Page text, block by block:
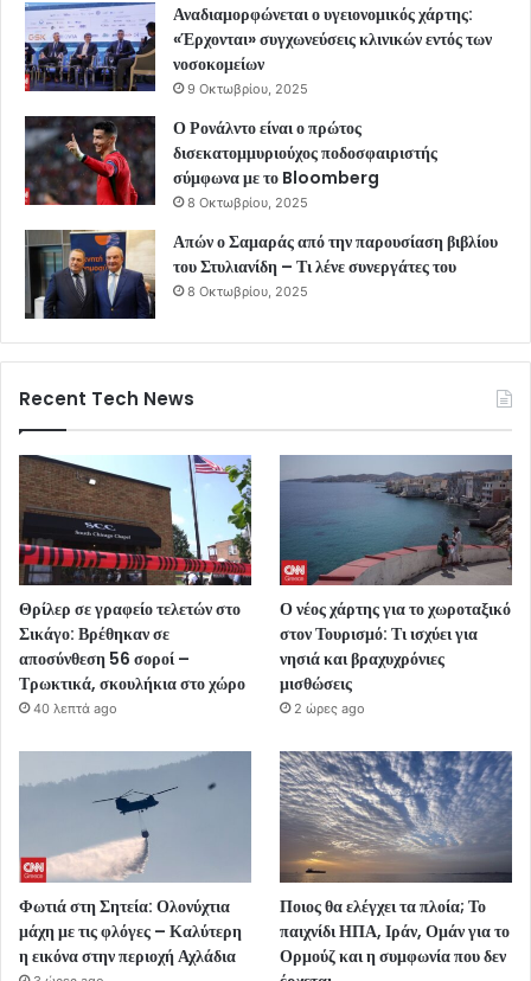
Αναδιαμορφώνεται ο υγειονομικός χάρτης:
«Έρχονται» συγχωνεύσεις κλινικών εντός των
νοσοκομείων
9 Οκτωβρίου, 2025
Ο Ρονάλντο είναι ο πρώτος
δισεκατομμυριούχος ποδοσφαιριστής
σύμφωνα με το Bloomberg
8 Οκτωβρίου, 2025
Απών ο Σαμαράς από την παρουσίαση βιβλίου
του Στυλιανίδη – Τι λένε συνεργάτες του
8 Οκτωβρίου, 2025
Recent Tech News
Θρίλερ σε γραφείο τελετών στο
Σικάγο: Βρέθηκαν σε
αποσύνθεση 56 σοροί –
Τρωκτικά, σκουλήκια στο χώρο
40 λεπτά ago
Ο νέος χάρτης για το χωροταξικό
στον Τουρισμό: Τι ισχύει για
νησιά και βραχυχρόνιες
μισθώσεις
2 ώρες ago
Φωτιά στη Σητεία: Ολονύχτια
μάχη με τις φλόγες – Καλύτερη
η εικόνα στην περιοχή Αχλάδια
Ποιος θα ελέγχει τα πλοία; Το
παιχνίδι ΗΠΑ, Ιράν, Ομάν για το
Ορμούζ και η συμφωνία που δεν